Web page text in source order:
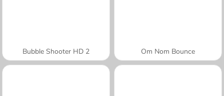
Bubble Shooter HD 2 Om Nom Bounce